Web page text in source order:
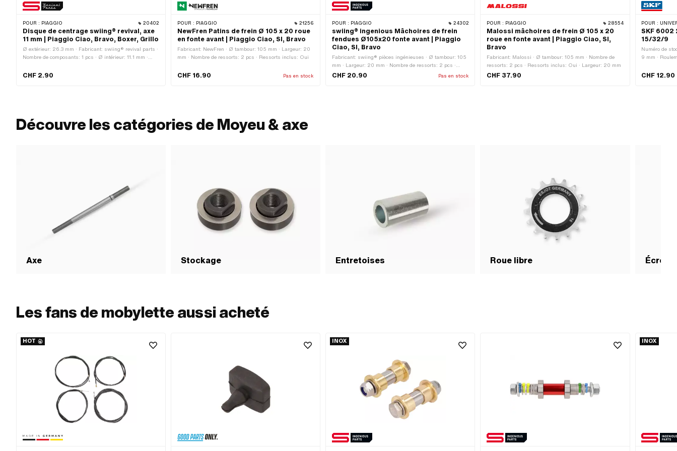
POUR : PIAGGIO 20402
Disque de centrage swiing® revival, axe
11 mm | Piaggio Ciao, Bravo, Boxer, Grillo
Ø extérieur: 26.3 mm · Fabricant: swiing® revival parts ·
Nombre de composants: 1 pcs · Ø intérieur: 11.1 mm ·
(filetage): 11 mm · Épaisseur: 4.2 mm · Piaggio numéro
CHF 2.90
POUR : PIAGGIO 21256
NewFren Patins de frein Ø 105 x 20 roue
en fonte avant | Piaggio Ciao, SI, Bravo
Fabricant: NewFren · Ø tambour: 105 mm · Largeur: 20
mm · Nombre de ressorts: 2 pcs · Ressorts inclus: Oui
CHF 16.90 Pas en stock
POUR : PIAGGIO 24302
swiing® ingenious Mâchoires de frein
fendues Ø105x20 fonte avant | Piaggio
Ciao, SI, Bravo
Fabricant: swiing® pièces ingénieuses · Ø tambour: 105
mm · Largeur: 20 mm · Nombre de ressorts: 2 pcs ·
Ressorts inclus: Oui · Fente: Oui · Champ d'application:
CHF 20.90 Pas en stock
POUR : PIAGGIO 28554
Malossi mâchoires de frein Ø 105 x 20
roue en fonte avant | Piaggio Ciao, SI,
Bravo
Fabricant: Malossi · Ø tambour: 105 mm · Nombre de
ressorts: 2 pcs · Ressorts inclus: Oui · Largeur: 20 mm
CHF 37.90
POUR :
SKF 6002
15/32/9
Numéro de
9 mm ·
contact
CHF 12.90
Découvre les catégories de Moyeu & axe
Axe Stockage Entretoises Roue libre Écrous
Les fans de mobylette aussi acheté
HOT INOX INOX